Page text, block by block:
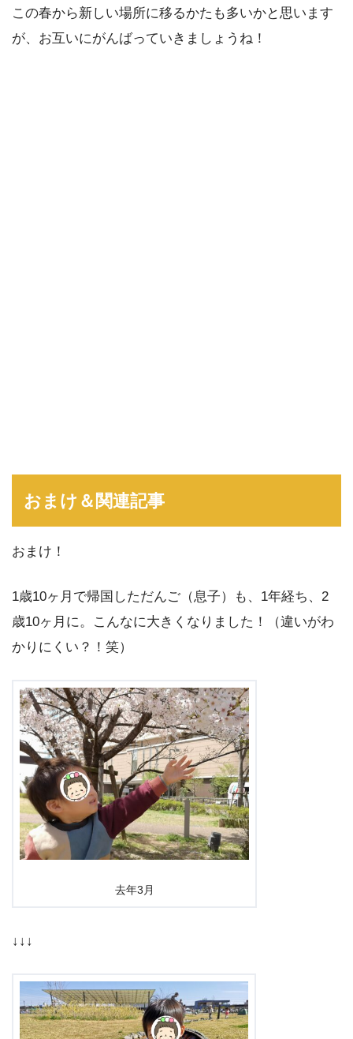
この春から新しい場所に移るかたも多いかと思います
が、お互いにがんばっていきましょうね！
おまけ＆関連記事
おまけ！
1歳10ヶ月で帰国しただんご（息子）も、1年経ち、2
歳10ヶ月に。こんなに大きくなりました！（違いがわ
かりにくい？！笑）
去年3月
↓↓↓